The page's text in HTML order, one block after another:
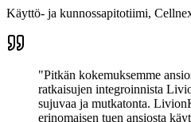
Käyttö- ja kunnossapitotiimi,
"Pitkän kokemuksemme
ratkaisujen integroinnista
sujuvaa ja mutkatonta.
erinomaisen tuen ansiosta